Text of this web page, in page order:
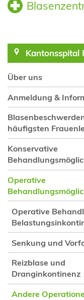
Kantonsspital
Über uns
Anmeldung &
häufigsten
Konservative
Operative
Operative
Senkung und
Reizblase und
Dranginkontinenz
Andere